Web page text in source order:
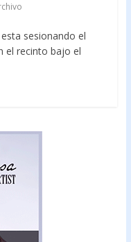
sesionando el
el recinto bajo el